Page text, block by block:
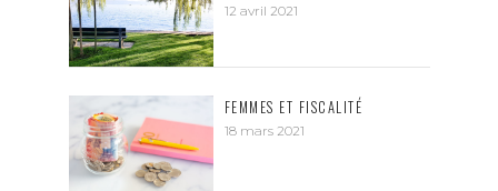
12 avril 2021
FEMMES ET FISCALITÉ
18 mars 2021